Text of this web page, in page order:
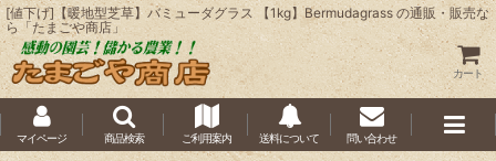
[値下げ]【暖地型芝草】バミューダグラス 【1kg】Bermudagrass の通販・販売な
ら「たまごや商店」
カート
マイページ 商品検索 ご利用案内 送料について 問い合わせ